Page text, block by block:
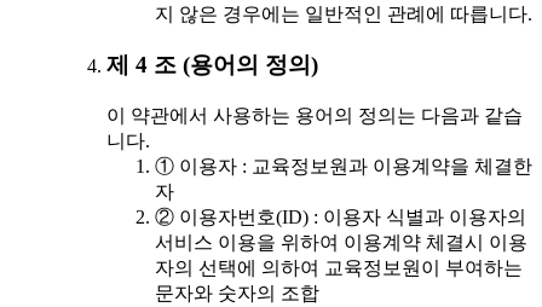
지 않은 경우에는 일반적인 관례에 따릅니다.
제 4 조 (용어의 정의)
이 약관에서 사용하는 용어의 정의는 다음과 같습
니다.
① 이용자 : 교육정보원과 이용계약을 체결한
자
② 이용자번호(ID) : 이용자 식별과 이용자의
서비스 이용을 위하여 이용계약 체결시 이용
자의 선택에 의하여 교육정보원이 부여하는
문자와 숫자의 조합